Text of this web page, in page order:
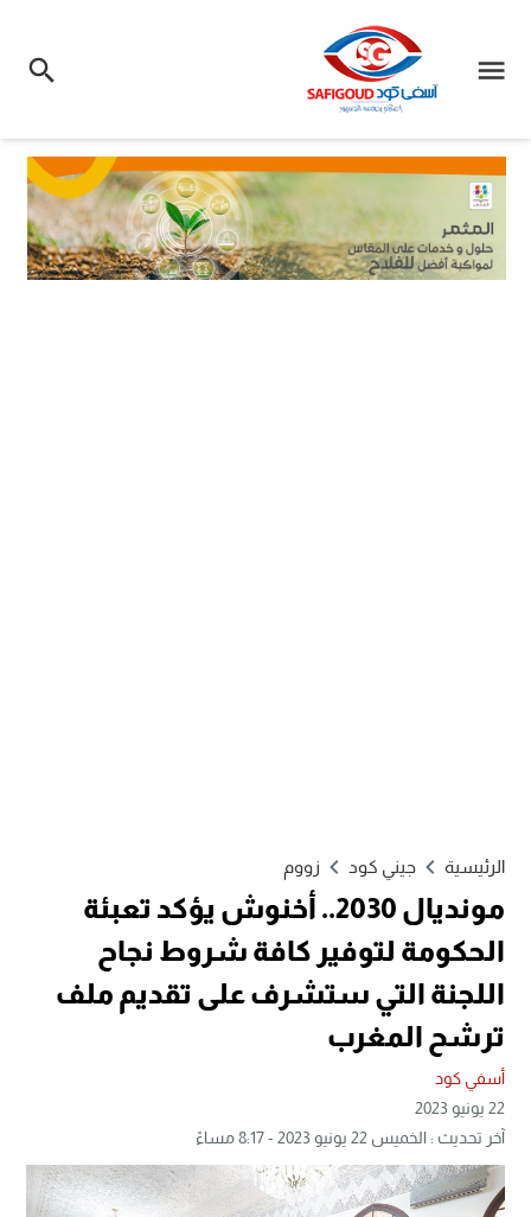
الرئيسية جيني كود زووم
مونديال 2030.. أخنوش يؤكد تعبئة
الحكومة لتوفير كافة شروط نجاح
اللجنة التي ستشرف على تقديم ملف
ترشح المغرب
أسفي كود
22 يونيو 2023
آخر تحديث : الخميس 22 يونيو 2023 - 8:17 مساءً